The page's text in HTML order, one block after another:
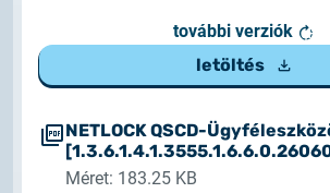
további verziók
letöltés
NETLOCK QSCD-
Méret: 183.25 KB